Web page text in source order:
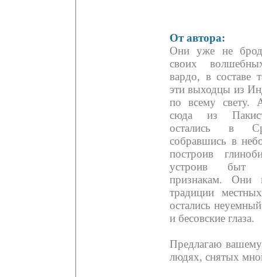
От автора:
Они уже не
своих
вардо, в составе
эти выходцы из
по всему
сюда из
остались в
собравшись в
построив
устроив быт
признакам. Они
традиции
остались
и бесовские глаза.
Предлагаю
людях, снятых